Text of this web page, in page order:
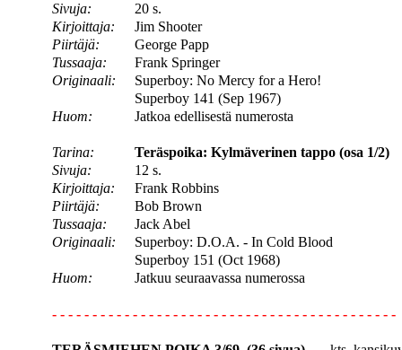
Sivuja:
20 s.
Kirjoittaja:
Jim Shooter
Piirtäjä:
George Papp
Tussaaja:
Frank Springer
Originaali:
Superboy: No Mercy for a Hero!
Superboy 141 (Sep 1967)
Huom:
Jatkoa edellisestä numerosta
Tarina:
Teräspoika: Kylmäverinen tappo (osa 1/2)
Sivuja:
12 s.
Kirjoittaja:
Frank Robbins
Piirtäjä:
Bob Brown
Tussaaja:
Jack Abel
Originaali:
Superboy: D.O.A. - In Cold Blood
Superboy 151 (Oct 1968)
Huom:
Jatkuu seuraavassa numerossa
- - - - - - - - - - - - - - - - - - - - - - - - - - - - - - - - - - - - - - - - - - -